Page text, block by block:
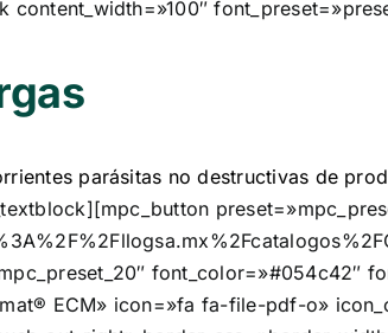
content_width=»100″
parásitas no destructivas de
font_color=»#054c42″
ECM» icon=»fa fa-file-pdf-o»